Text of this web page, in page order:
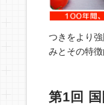
つきをより
みとその特
第1回